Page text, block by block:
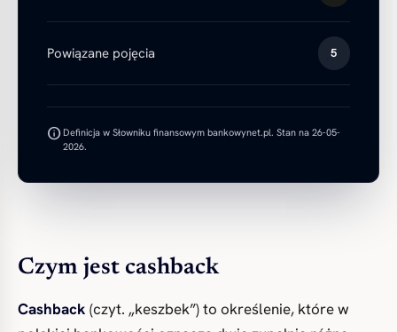
Powiązane pojęcia 5
infoDefinicja w Słowniku finansowym bankowynet.pl. Stan na 26-05-
2026.
Czym jest cashback
Cashback (czyt. „keszbek”) to określenie, które w